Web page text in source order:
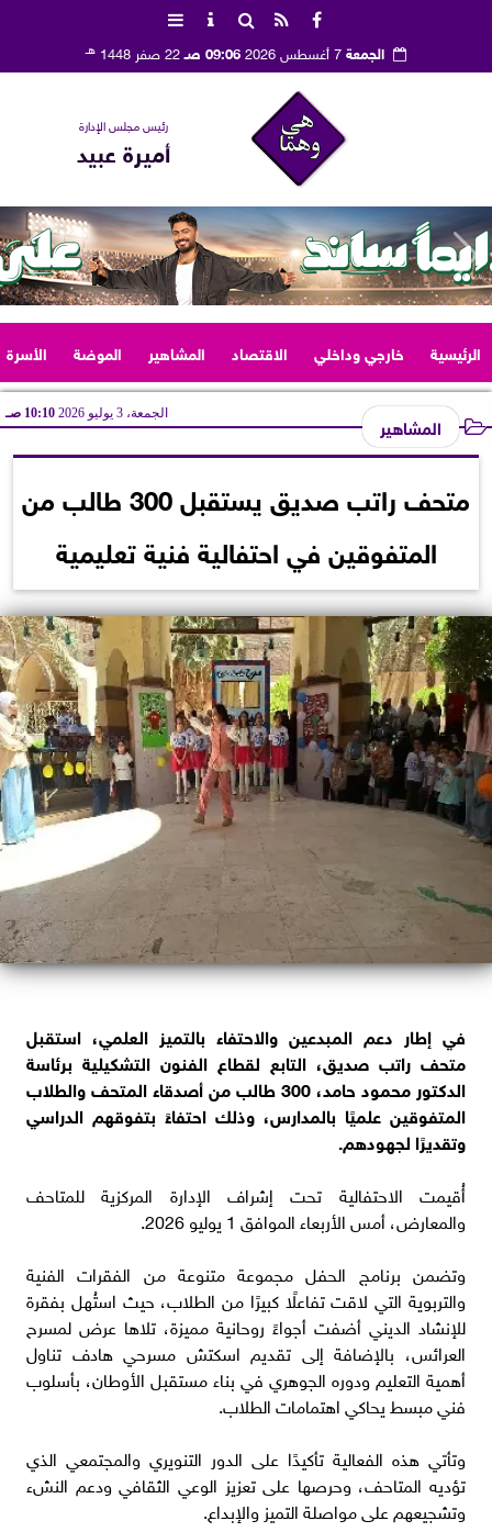
الجمعة 09:06 صـ 22 صفر 1448 هـ
رئيس مجلس الإدارة
أميرة عبيد
الرئيسية خارجي وداخلي الاقتصاد المشاهير الموضة الأسرة
المشاهير الجمعة، 3 يوليو 2026 10:10 صـ
متحف راتب صديق يستقبل 300 طالب من
المتفوقين في احتفالية فنية تعليمية
في إطار دعم المبدعين والاحتفاء بالتميز العلمي، استقبل
متحف راتب صديق، التابع لقطاع الفنون التشكيلية برئاسة
الدكتور محمود حامد، 300 طالب من أصدقاء المتحف والطلاب
المتفوقين علميًا بالمدارس، وذلك احتفاءً بتفوقهم الدراسي
وتقديرًا لجهودهم.
أُقيمت الاحتفالية تحت إشراف الإدارة المركزية للمتاحف
والمعارض، أمس الأربعاء الموافق 1 يوليو 2026.
وتضمن برنامج الحفل مجموعة متنوعة من الفقرات الفنية
والتربوية التي لاقت تفاعلًا كبيرًا من الطلاب، حيث استُهل بفقرة
للإنشاد الديني أضفت أجواءً روحانية مميزة، تلاها عرض لمسرح
العرائس، بالإضافة إلى تقديم اسكتش مسرحي هادف تناول
أهمية التعليم ودوره الجوهري في بناء مستقبل الأوطان، بأسلوب
فني مبسط يحاكي اهتمامات الطلاب.
وتأتي هذه الفعالية تأكيدًا على الدور التنويري والمجتمعي الذي
تؤديه المتاحف، وحرصها على تعزيز الوعي الثقافي ودعم النشء
وتشجيعهم على مواصلة التميز والإبداع.